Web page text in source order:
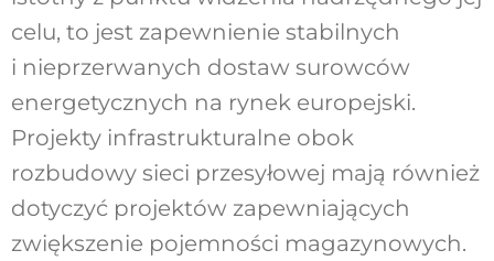
celu, to jest zapewnienie stabilnych
i nieprzerwanych dostaw surowców
energetycznych na rynek europejski.
Projekty infrastrukturalne obok
rozbudowy sieci przesyłowej mają również
dotyczyć projektów zapewniających
zwiększenie pojemności magazynowych.